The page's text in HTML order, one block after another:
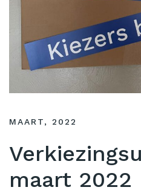
MAART, 2022
maart 2022